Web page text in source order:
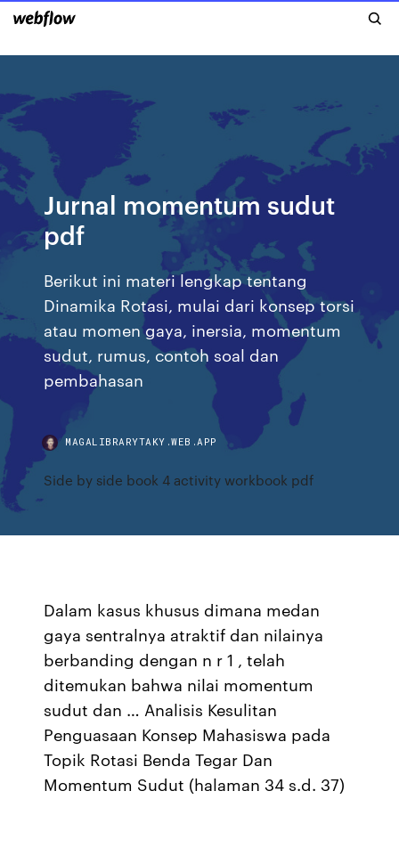
Jurnal momentum sudut
pdf
Berikut ini materi lengkap tentang
Dinamika Rotasi, mulai dari konsep torsi
atau momen gaya, inersia, momentum
sudut, rumus, contoh soal dan
pembahasan
MAGALIBRARYTAKY.WEB.APP
Side by side book 4 activity workbook pdf
Dalam kasus khusus dimana medan
gaya sentralnya atraktif dan nilainya
berbanding dengan n r 1 , telah
ditemukan bahwa nilai momentum
sudut dan … Analisis Kesulitan
Penguasaan Konsep Mahasiswa pada
Topik Rotasi Benda Tegar Dan
Momentum Sudut (halaman 34 s.d. 37)